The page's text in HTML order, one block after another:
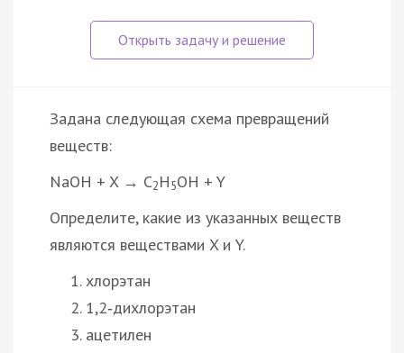
Задана следующая схема превращений
веществ:
NaOH + X → C2H5OH + Y
Определите, какие из указанных веществ
являются веществами X и Y.
хлорэтан
1,2‑дихлорэтан
ацетилен